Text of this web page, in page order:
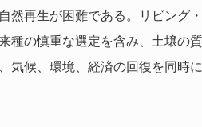
然再生が困難である。リビング
種の慎重な選定を含み、土壌の
気候、環境、経済の回復を同時